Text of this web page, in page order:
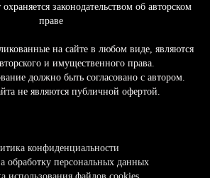
законодательством об авторском
праве
на сайте в любом виде, являются
и имущественного права.
должно быть согласовано с автором.
не являются публичной офертой.
конфиденциальности
обработку персональных данных